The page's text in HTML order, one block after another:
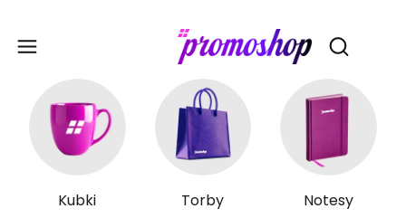
Otwórz
Kubki Torby Notesy